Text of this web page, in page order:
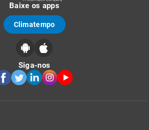
Baixe os apps
Climatempo
Siga-nos